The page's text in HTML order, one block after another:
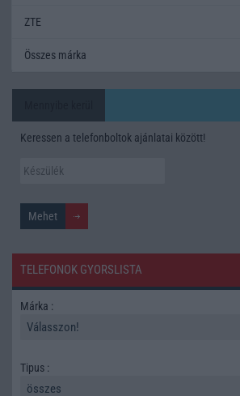
ZTE
Összes márka
Keressen a telefonboltok ajánlatai között!
TELEFONOK GYORSLISTA
Márka :
Tipus :